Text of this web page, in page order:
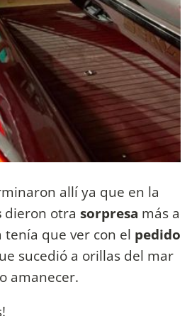
allí ya que en la
dieron otra sorpresa más a
tenía que ver con el pedido
sucedió a orillas del mar
amanecer.